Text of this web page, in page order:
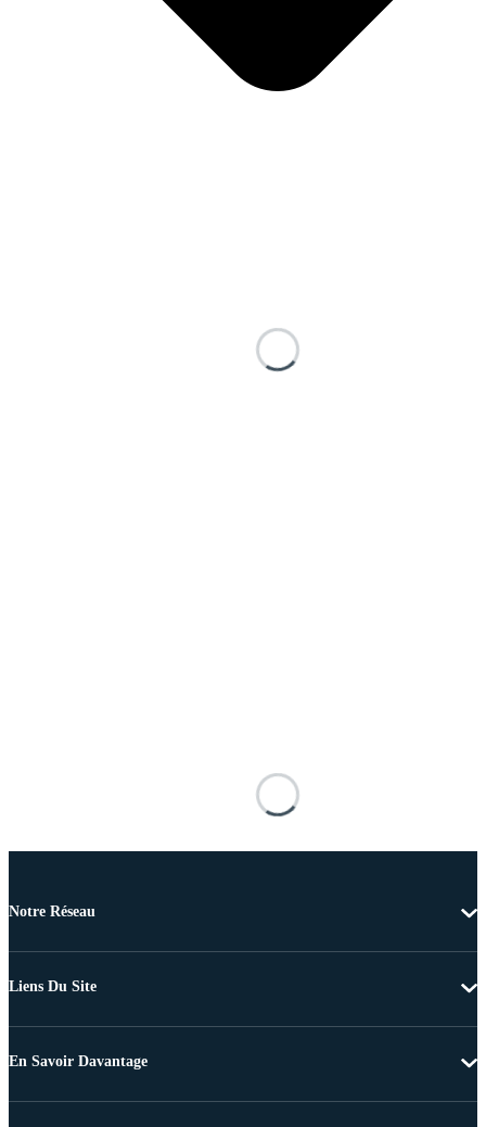
Notre Réseau
Liens Du Site
En Savoir Davantage